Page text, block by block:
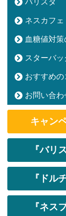
ネスカフ
血糖値対
スターバ
おすすめ
お問い合わ
キャン
『バリ
『ドル
『ネス